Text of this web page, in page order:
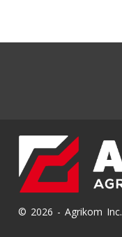
© 2026 - Agrikom Inc.